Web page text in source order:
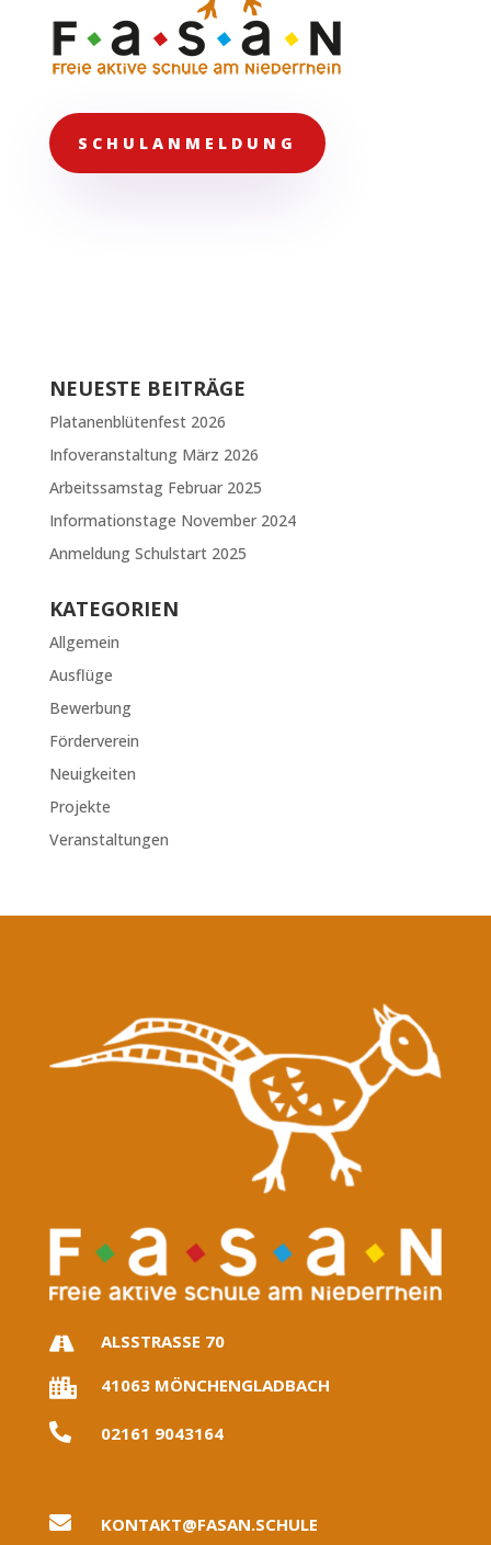
SCHULANMELDUNG
NEUESTE BEITRÄGE
Platanenblütenfest 2026
Infoveranstaltung März 2026
Arbeitssamstag Februar 2025
Informationstage November 2024
Anmeldung Schulstart 2025
KATEGORIEN
Allgemein
Ausflüge
Bewerbung
Förderverein
Neuigkeiten
Projekte
Veranstaltungen
 ALSSTRASSE 70
 41063 MÖNCHENGLADBACH
 02161 9043164
 KONTAKT@FASAN.SCHULE